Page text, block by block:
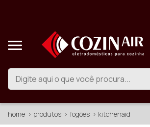
home produtos fogões kitchenaid